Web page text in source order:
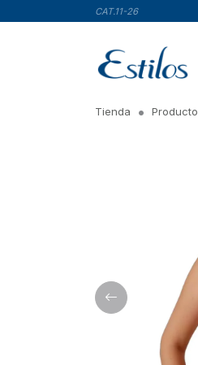
CAT.11-26
Tienda Producto